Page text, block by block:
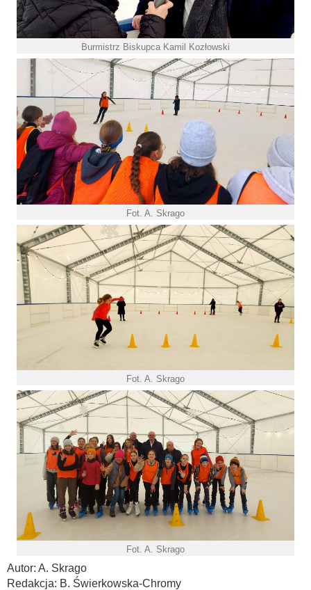
Burmistrz Biskupca Kamil Kozłowski
Fot. A. Skrago
Fot. A. Skrago
Fot. A. Skrago
Autor: A. Skrago
Redakcja: B. Świerkowska-Chromy